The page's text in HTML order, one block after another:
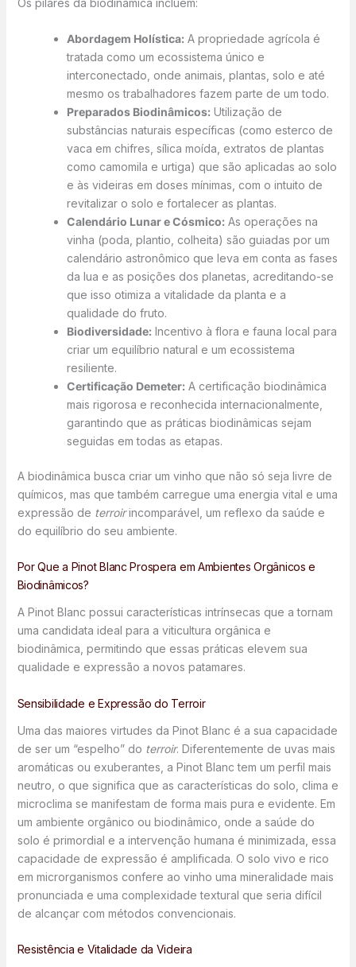
Abordagem Holística:A propriedade agrícola é
tratada como um ecossistema único e
interconectado, onde animais, plantas, solo e até
mesmo os trabalhadores fazem parte de um todo.
Preparados Biodinâmicos:Utilização de
substâncias naturais específicas (como esterco de
vaca em chifres, sílica moída, extratos de plantas
como camomila e urtiga) que são aplicadas ao solo
e às videiras em doses mínimas, com o intuito de
revitalizar o solo e fortalecer as plantas.
Calendário Lunar e Cósmico:As operações na
vinha (poda, plantio, colheita) são guiadas por um
calendário astronômico que leva em conta as fases
da lua e as posições dos planetas, acreditando-se
que isso otimiza a vitalidade da planta e a
qualidade do fruto.
Biodiversidade:Incentivo à flora e fauna local para
criar um equilíbrio natural e um ecossistema
resiliente.
Certificação Demeter:A certificação biodinâmica
mais rigorosa e reconhecida internacionalmente,
garantindo que as práticas biodinâmicas sejam
seguidas em todas as etapas.
A biodinâmica busca criar um vinho que não só seja livre de
químicos, mas que também carregue uma energia vital e uma
expressão de terroirincomparável, um reflexo da saúde e
do equilíbrio do seu ambiente.
Por Que a Pinot Blanc Prospera em Ambientes Orgânicos e
Biodinâmicos?
A Pinot Blanc possui características intrínsecas que a tornam
uma candidata ideal para a viticultura orgânica e
biodinâmica, permitindo que essas práticas elevem sua
qualidade e expressão a novos patamares.
Sensibilidade e Expressão do Terroir
Uma das maiores virtudes da Pinot Blanc é a sua capacidade
de ser um “espelho” do terroir. Diferentemente de uvas mais
aromáticas ou exuberantes, a Pinot Blanc tem um perfil mais
neutro, o que significa que as características do solo, clima e
microclima se manifestam de forma mais pura e evidente. Em
um ambiente orgânico ou biodinâmico, onde a saúde do
solo é primordial e a intervenção humana é minimizada, essa
capacidade de expressão é amplificada. O solo vivo e rico
em microrganismos confere ao vinho uma mineralidade mais
pronunciada e uma complexidade textural que seria difícil
de alcançar com métodos convencionais.
Resistência e Vitalidade da Videira